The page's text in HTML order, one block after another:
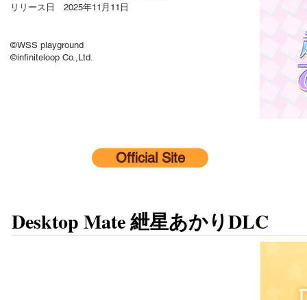
リリース日 2025年11月11日
©WSS playground
©infiniteloop Co.,Ltd.
Official Site
Desktop Mate 紲星あかりDLC